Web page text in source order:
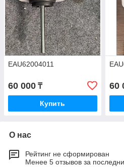
EAU62004011
60 000 ₸
Купить
60
О нас
Рейтинг не сформирован
Менее 5 отзывов за